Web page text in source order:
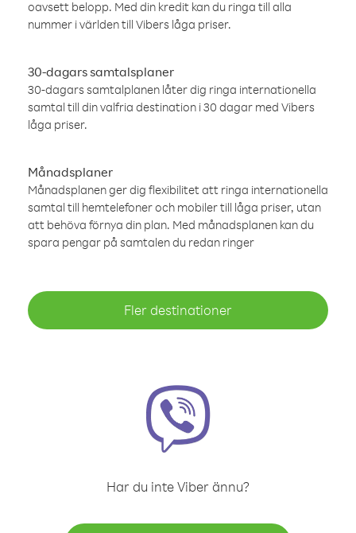
oavsett belopp. Med din kredit kan du ringa till alla
nummer i världen till Vibers låga priser.
30-dagars samtalsplaner
30-dagars samtalplanen låter dig ringa internationella
samtal till din valfria destination i 30 dagar med Vibers
låga priser.
Månadsplaner
Månadsplanen ger dig flexibilitet att ringa internationella
samtal till hemtelefoner och mobiler till låga priser, utan
att behöva förnya din plan. Med månadsplanen kan du
spara pengar på samtalen du redan ringer
Fler destinationer
Har du inte Viber ännu?